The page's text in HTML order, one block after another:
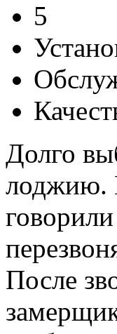
5
Долго
лоджию.
После